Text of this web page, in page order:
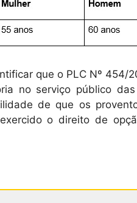
que o PLC Nº 454/
no serviço público
de que os
o direito de